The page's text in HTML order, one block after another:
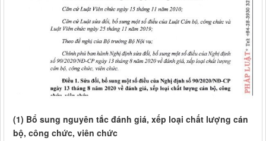
(1) Bổ sung nguyên tắc đánh giá, xếp loại chất lượng cán
bộ, công chức, viên chức